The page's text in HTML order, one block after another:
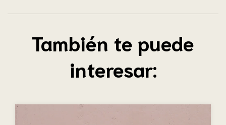
También te puede
interesar: